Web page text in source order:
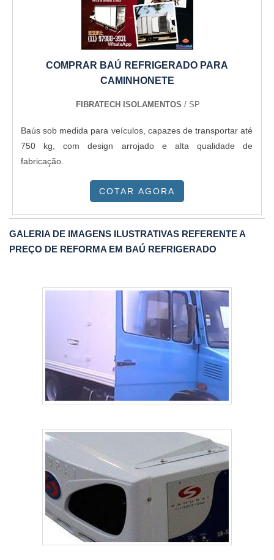
resfriamento de água industrial da Via Equipamentos, é
possível reduzir os custos com energia elétrica e água,
além de garantir a qualidade e a segurança dos processos
pode ser adaptado às necessidades específicas de cada
improvisadas e ineficientes. Invista na torre de resfriamento
eficiência e a segurança do seu negócio. Entre em contato
e solicite um orçamento sem compromisso.
COMPRAR BAÚ REFRIGERADO PARA
CAMINHONETE
FIBRATECH ISOLAMENTOS / SP
Baús sob medida para veículos, capazes de transportar até
750 kg, com design arrojado e alta qualidade de
fabricação.
COTAR AGORA
GALERIA DE IMAGENS ILUSTRATIVAS REFERENTE A
PREÇO DE REFORMA EM BAÚ REFRIGERADO